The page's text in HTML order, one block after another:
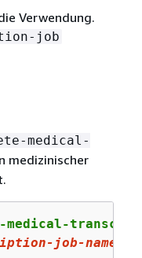
Verwendung.
job
medical-
medizinischer
medical-
job-name